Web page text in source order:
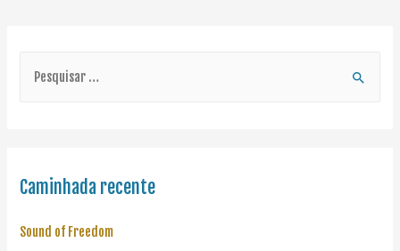
Caminhada recente
Sound of Freedom